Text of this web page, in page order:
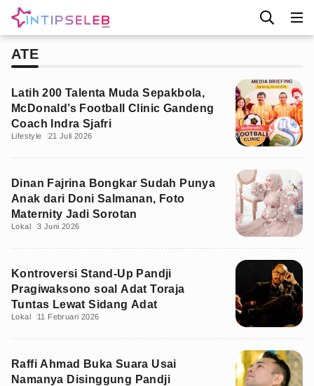
ATE
Latih 200 Talenta Muda Sepakbola,
McDonald’s Football Clinic Gandeng
Coach Indra Sjafri
Lifestyle 21 Juli 2026
Dinan Fajrina Bongkar Sudah Punya
Anak dari Doni Salmanan, Foto
Maternity Jadi Sorotan
Lokal 3 Juni 2026
Kontroversi Stand-Up Pandji
Pragiwaksono soal Adat Toraja
Tuntas Lewat Sidang Adat
Lokal 11 Februari 2026
Raffi Ahmad Buka Suara Usai
Namanya Disinggung Pandji